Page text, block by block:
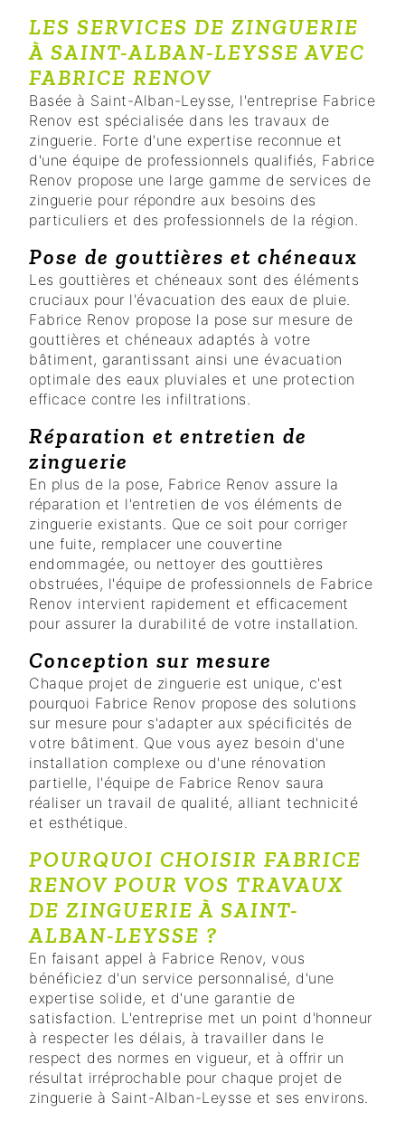
LES SERVICES DE ZINGUERIE
À SAINT-ALBAN-LEYSSE AVEC
FABRICE RENOV
Basée à Saint-Alban-Leysse, l'entreprise Fabrice
Renov est spécialisée dans les travaux de
zinguerie. Forte d'une expertise reconnue et
d'une équipe de professionnels qualifiés, Fabrice
Renov propose une large gamme de services de
zinguerie pour répondre aux besoins des
particuliers et des professionnels de la région.
Pose de gouttières et chéneaux
Les gouttières et chéneaux sont des éléments
cruciaux pour l'évacuation des eaux de pluie.
Fabrice Renov propose la pose sur mesure de
gouttières et chéneaux adaptés à votre
bâtiment, garantissant ainsi une évacuation
optimale des eaux pluviales et une protection
efficace contre les infiltrations.
Réparation et entretien de
zinguerie
En plus de la pose, Fabrice Renov assure la
réparation et l'entretien de vos éléments de
zinguerie existants. Que ce soit pour corriger
une fuite, remplacer une couvertine
endommagée, ou nettoyer des gouttières
obstruées, l'équipe de professionnels de Fabrice
Renov intervient rapidement et efficacement
pour assurer la durabilité de votre installation.
Conception sur mesure
Chaque projet de zinguerie est unique, c'est
pourquoi Fabrice Renov propose des solutions
sur mesure pour s'adapter aux spécificités de
votre bâtiment. Que vous ayez besoin d'une
installation complexe ou d'une rénovation
partielle, l'équipe de Fabrice Renov saura
réaliser un travail de qualité, alliant technicité
et esthétique.
POURQUOI CHOISIR FABRICE
RENOV POUR VOS TRAVAUX
DE ZINGUERIE À SAINT-
ALBAN-LEYSSE ?
En faisant appel à Fabrice Renov, vous
bénéficiez d'un service personnalisé, d'une
expertise solide, et d'une garantie de
satisfaction. L'entreprise met un point d'honneur
à respecter les délais, à travailler dans le
respect des normes en vigueur, et à offrir un
résultat irréprochable pour chaque projet de
zinguerie à Saint-Alban-Leysse et ses environs.